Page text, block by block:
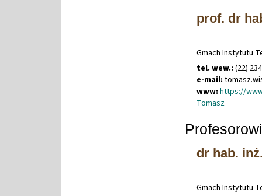
prof. dr
Gmach Instytutu
tel. wew.: (22)
e-mail: tomasz.
www: https://
Tomasz
dr hab.
Gmach Instytutu